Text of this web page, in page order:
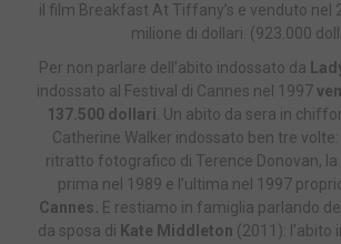
il film Breakfast At Tiffany’s e venduto nel
milione di dollari. (923.000
Per non parlare dell’abito indossato da
indossato al Festival di Cannes nel 1997
137.500 dollari. Un abito da sera in
Catherine Walker indossato ben tre
ritratto fotografico di Terence Donovan, la
prima nel 1989 e l’ultima nel 1997
Cannes. E restiamo in famiglia parlando
da sposa di Kate Middleton (2011): l’abito